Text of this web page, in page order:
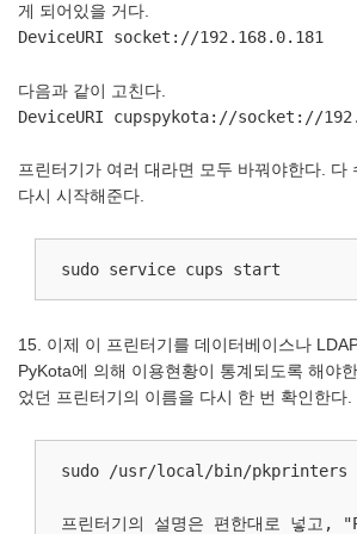
게 되어있을 거다.
DeviceURI socket://192.168.0.181
다음과 같이 고친다.
DeviceURI cupspykota://socket://
프린터기가 여러 대라면 모두 바꿔야한다. 다
다시 시작해준다.
sudo service cups start
15. 이제 이 프린터기를 데이터베이스나
PyKota에 의해 이용현황이 통계되도록 해야
었던 프린터기의 이름을 다시 한 번 확인한다.
sudo /usr/local/bin/pkprinters
프린터기의 설명은 편한대로 넣고,